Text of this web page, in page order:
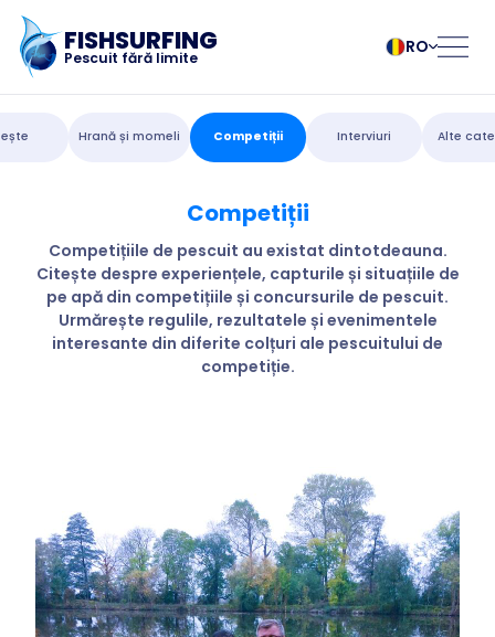
FISHSURFING
Pescuit fără limite
RO
български
Čeština
Deutsch
English
Español
Français
Italiano
Magyar
Norsk
Pусский
Slovenčina
Suomalainen
Svenska
Pagina de pornire
Blog
Despre aplicație
Business
Hrană și momeli Competiții Interviuri Alte
Competiții
Competițiile de pescuit au existat dintotdeauna.
Citește despre experiențele, capturile și situațiile de
pe apă din competițiile și concursurile de pescuit.
Urmărește regulile, rezultatele și evenimentele
interesante din diferite colțuri ale pescuitului de
competiție.